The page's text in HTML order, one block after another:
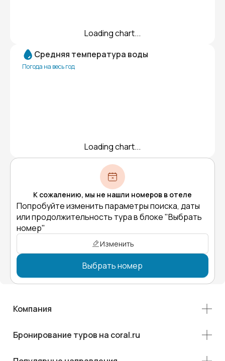
Loading chart...
Средняя температура воды
Погода на весь год
Loading chart...
К сожалению, мы не нашли номеров в отеле
Попробуйте изменить параметры поиска, даты
или продолжительность тура в блоке "Выбрать
номер"
Изменить
Выбрать номер
Компания
Бронирование туров на coral.ru